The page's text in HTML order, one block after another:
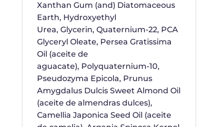
Xanthan Gum (and) Diatomaceous
Earth, Hydroxyethyl
Urea, Glycerin, Quaternium-22, PCA
Glyceryl Oleate, Persea Gratissima
Oil (aceite de
aguacate), Polyquaternium-10,
Pseudozyma Epicola, Prunus
Amygdalus Dulcis Sweet Almond Oil
(aceite de almendras dulces),
Camellia Japonica Seed Oil (aceite